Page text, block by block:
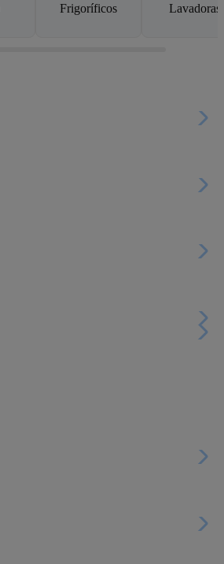
Frigoríficos Lavadoras